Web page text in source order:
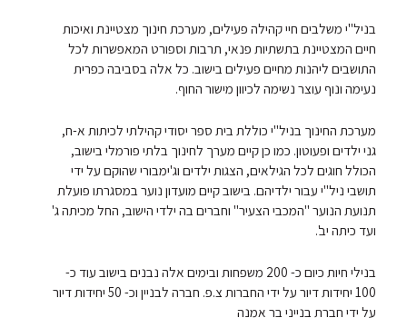
בניל"י משלבים חיי קהילה פעילים, מערכת חינוך מצטיינת ואיכות
חיים המצטיינת בתשתיות פנאי, תרבות וספורט המאפשרות לכל
התושבים ליהנות מחיים פעילים בישוב. כל אלה בסביבה כפרית
נעימה ונוף עוצר נשימה לכיוון מישור החוף.
מערכת החינוך בניל"י כוללת בית ספר יסודי קהילתי לכיתות א-ח,
גני ילדים ופעוטון. כמו כן קיים מערך לחינוך בלתי פורמלי בישוב,
הכולל חוגים לכל הגילאים, הצגות ילדים וג'ימבורי שהוקם על ידי
תושבי ניל"י עבור ילדיהם. בישוב קיים מועדון נוער במסגרתו פועלת
תנועת הנוער "המכבי הצעיר" וחברים בה ילדי הישוב, החל מכיתה ג'
ועד כיתה יב'.
בנילי חיות כיום כ- 200 משפחות ובימים אלה נבנים בישוב עוד כ-
100 יחידות דיור על ידי החברות צ.פ. חברה לבניין וכ- 50 יחידות דיור
על ידי חברת בנייני בר אמנה